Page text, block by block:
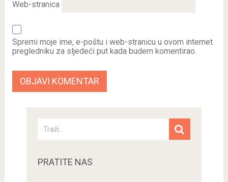
Web-stranica
Spremi moje ime, e-poštu i web-stranicu u ovom internet
pregledniku za sljedeći put kada budem komentirao.
PRATITE NAS